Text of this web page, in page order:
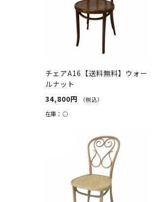
チェアA16【送料無料】ウォー
ルナット
34,800円
（税込）
在庫： ○